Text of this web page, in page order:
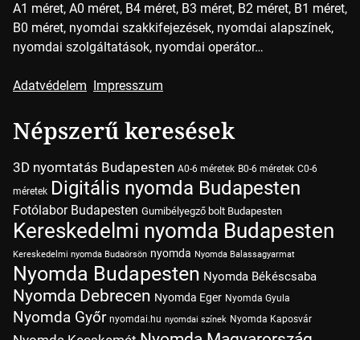
A1 méret, A0 méret, B4 méret, B3 méret, B2 méret, B1 méret,
B0 méret, nyomdai szakkifejezések, nyomdai alapszínek,
nyomdai szolgáltatások, nyomdai operátor…
Adatvédelem Impresszum
Népszerű keresések
3D nyomtatás Budapesten A0-6 méretek B0-6 méretek C0-6
méretek Digitális nyomda Budapesten
Fotólabor Budapesten Gumibélyegző bolt Budapesten
Kereskedelmi nyomda Budapesten
Kereskedelmi nyomda Budaörsön nyomda Nyomda Balassagyarmat
Nyomda Budapesten Nyomda Békéscsaba
Nyomda Debrecen Nyomda Eger Nyomda Gyula
Nyomda Győr nyomdai.hu nyomdai színek Nyomda Kaposvár